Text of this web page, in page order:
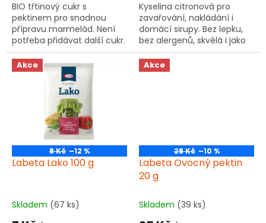
BIO třtinový cukr s
pektinem pro snadnou
přípravu marmelád. Není
potřeba přidávat další cukr.
Může obsahovat stopy
lepku a jiných alergenů.
Kyselina citronová pro
zavařování, nakládání i
domácí sirupy. Bez lepku,
bez alergenů, skvělá i jako
ekologický čistič.
Akce
8 Kč –12 %
Labeta Lako 100 g
Skladem (67 ks)
Akce
28 Kč –10 %
Labeta Ovocný pektin
20 g
Skladem (39 ks)